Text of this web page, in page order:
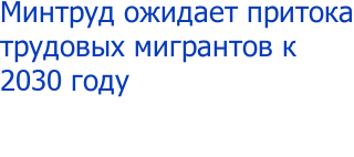
Минтруд ожидает притока
трудовых мигрантов к
2030 году